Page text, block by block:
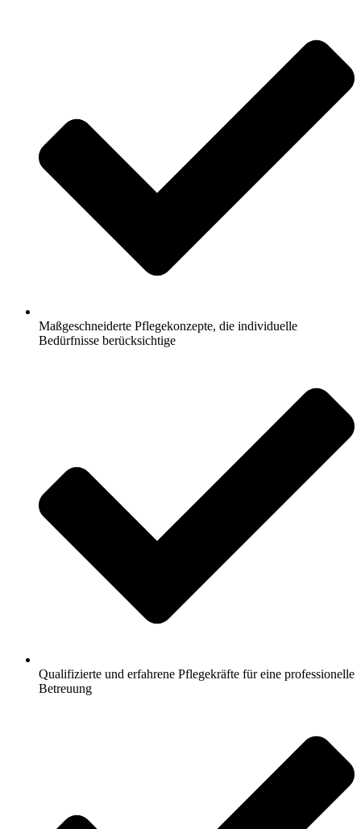
Maßgeschneiderte Pflegekonzepte, die individuelle
Bedürfnisse berücksichtige
Qualifizierte und erfahrene Pflegekräfte für eine professionelle
Betreuung